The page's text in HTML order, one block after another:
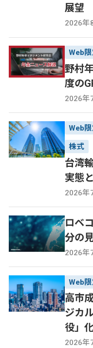
展望
2026年
Web
野村
度の
2026年
Web
株式
台湾
実態
2026年
ロベ
分の
2026年
Web
高市
ジカ
役」
2026年